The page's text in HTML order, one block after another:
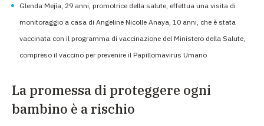
Glenda Mejía, 29 anni, promotrice della salute, effettua una visita di
monitoraggio a casa di Angeline Nicolle Anaya, 10 anni, che è stata
vaccinata con il programma di vaccinazione del Ministero della Salute,
compreso il vaccino per prevenire il Papillomavirus Umano
La promessa di proteggere ogni
bambino è a rischio